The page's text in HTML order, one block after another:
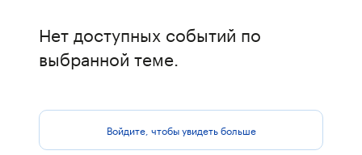
Нет доступных событий по
выбранной теме.
Войдите, чтобы увидеть больше